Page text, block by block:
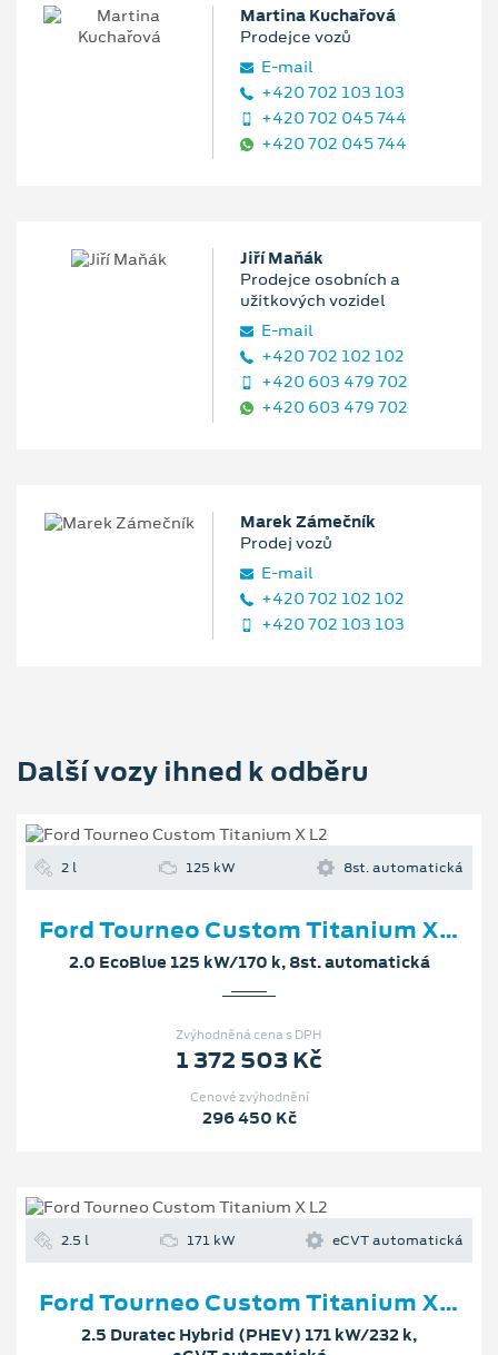
Martina Kuchařová
Prodejce vozů
E‑mail
+420 702 103 103
+420 702 045 744
+420 702 045 744
Jiří Maňák
Prodejce osobních a
užitkových vozidel
E‑mail
+420 702 102 102
+420 603 479 702
+420 603 479 702
Marek Zámečník
Prodej vozů
E‑mail
+420 702 102 102
+420 702 103 103
Další vozy ihned k odběru
2 l 125 kW 8st. automatická
Ford Tourneo Custom Titanium X L2
2.0 EcoBlue 125 kW/170 k, 8st. automatická
Zvýhodněná cena s DPH
1 372 503 Kč
Cenové zvýhodnění
296 450 Kč
2.5 l 171 kW eCVT automatická
Ford Tourneo Custom Titanium X L2
2.5 Duratec Hybrid (PHEV) 171 kW/232 k,